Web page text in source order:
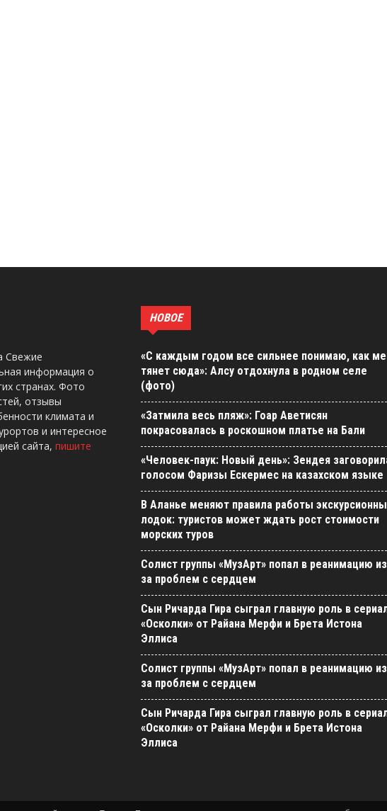
Свежие
информация о
странах. Фото
отзывы
климата и
и интересное
сайта, пишите
НОВОЕ
«С каждым годом все сильнее понимаю, как
тянет сюда»: Алсу отдохнула в родном селе
(фото)
«Затмила весь пляж»: Гоар Аветисян
покрасовалась в роскошном платье на Бали
«Человек-паук: Новый день»: Зендея
голосом Фаризы Ескермес на казахском языке
В Аланье меняют правила работы
лодок: туристов может ждать рост стоимости
морских туров
Солист группы «МузАрт» попал в реанимацию
за проблем с сердцем
Сын Ричарда Гира сыграл главную роль в
«Осколки» от Райана Мерфи и Брета Истона
Эллиса
Солист группы «МузАрт» попал в реанимацию
за проблем с сердцем
Сын Ричарда Гира сыграл главную роль в
«Осколки» от Райана Мерфи и Брета Истона
Эллиса